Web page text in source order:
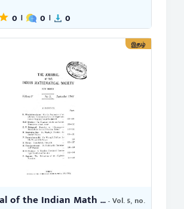
0 | 0 | 0
இதழ்
of the Indian Math ...- Vol. 5, no.